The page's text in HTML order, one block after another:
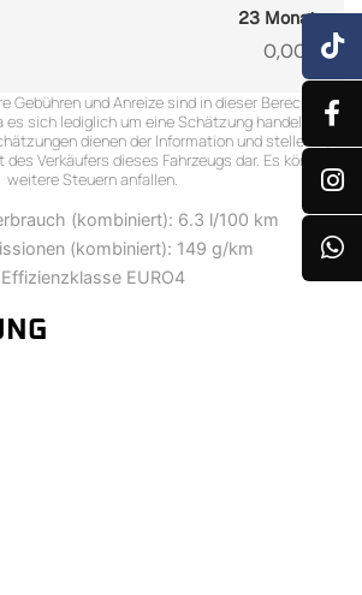
23 Monate
0,00 €
Gebühren und Anreize sind in dieser Berechnung
sich lediglich um eine Schätzung handelt.
dienen der Information und stellen kein
Verkäufers dieses Fahrzeugs dar. Es können
weitere Steuern anfallen.
(kombiniert): 6.3 l/100 km
(kombiniert): 149 g/km
Effizienzklasse EURO4